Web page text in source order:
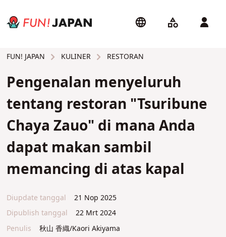
FUN! JAPAN KULINER RESTORAN
Pengenalan menyeluruh
tentang restoran "Tsuribune
Chaya Zauo" di mana Anda
dapat makan sambil
memancing di atas kapal
Diupdate tanggal
21 Nop 2025
Dipublish tanggal
22 Mrt 2024
Penulis
秋山 香織/Kaori Akiyama